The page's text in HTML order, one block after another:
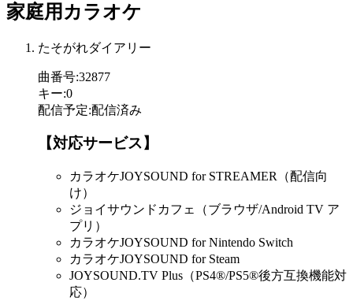
家庭用カラオケ
たそがれダイアリー
曲番号:32877
キー:0
配信予定:配信済み
【対応サービス】
カラオケJOYSOUND for STREAMER（配信向
け）
ジョイサウンドカフェ（ブラウザ/Android TV ア
プリ）
カラオケJOYSOUND for Nintendo Switch
カラオケJOYSOUND for Steam
JOYSOUND.TV Plus（PS4®/PS5®後方互換機能対
応）